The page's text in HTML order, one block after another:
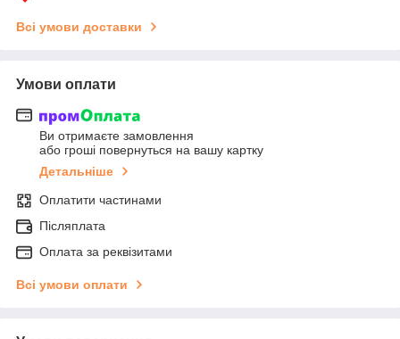
Всі умови доставки
Умови оплати
Ви отримаєте замовлення
або гроші повернуться на вашу картку
Детальніше
Оплатити частинами
Післяплата
Оплата за реквізитами
Всі умови оплати